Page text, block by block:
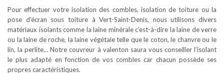
Pour effectuer votre isolation des combles, isolation de toiture ou la
pose d’écran sous toiture à Vert-Saint-Denis, nous utilisons divers
matériaux isolants comme la laine minérale c’est-à-dire la laine de verre
ou la laine de roche, la laine végétale telle que le coton, le chanvre ou le
lin, la perlite… Notre couvreur à valenton saura vous conseiller l’isolant
le plus adapté en fonction de vos combles car chacun possède ses
propres caractéristiques.